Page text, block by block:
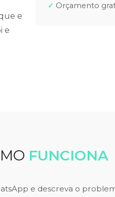
e
e
Orçamento
FUNCIONA
e descreva o